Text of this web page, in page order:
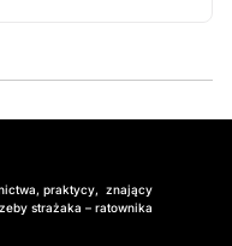
praktycy, znający
strażaka – ratownika